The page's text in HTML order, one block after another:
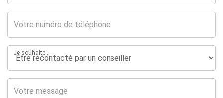
Je souhaite...